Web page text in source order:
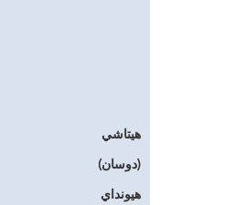
هيتاشي
(دوسان)
هيونداي